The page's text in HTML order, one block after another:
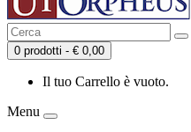
0 prodotti - € 0,00
Il tuo Carrello è vuoto.
Menu